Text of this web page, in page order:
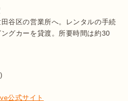
谷区の営業所へ。レンタルの手続
グカーを貸渡。所要時間は約30
公式サイト